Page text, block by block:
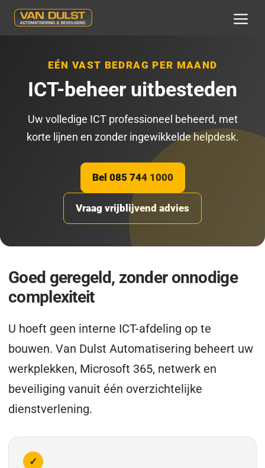
naar
EÉN VAST BEDRAG PER MAAND
ICT-beheer uitbesteden
Uw volledige ICT professioneel beheerd, met
korte lijnen en zonder ingewikkelde helpdesk.
Bel 085 744 1000
Vraag vrijblijvend advies
Goed geregeld, zonder onnodige
complexiteit
U hoeft geen interne ICT-afdeling op te
bouwen. Van Dulst Automatisering beheert uw
werkplekken, Microsoft 365, netwerk en
beveiliging vanuit één overzichtelijke
dienstverlening.
✓